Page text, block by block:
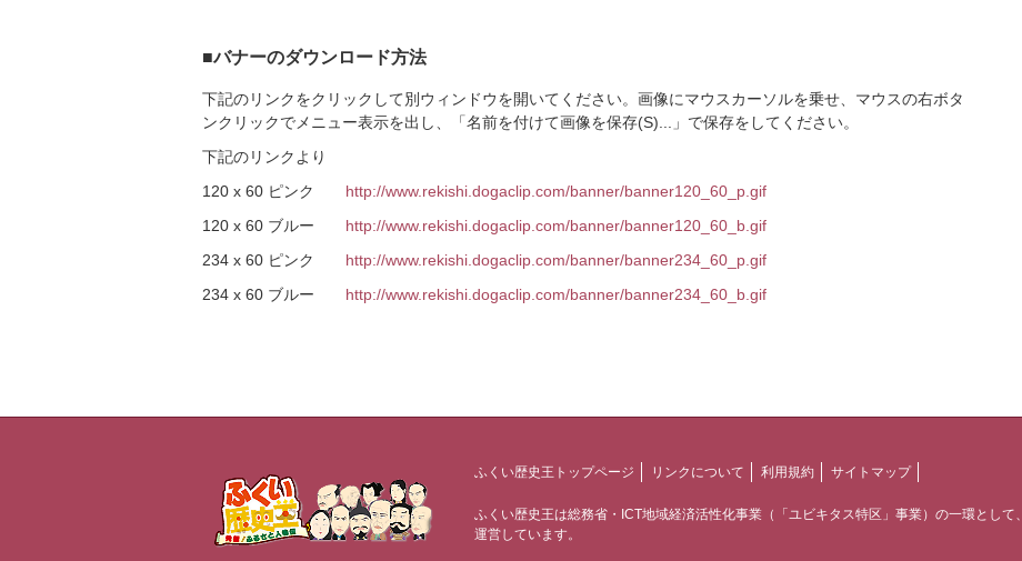
■バナーのダウンロード方法
下記のリンクをクリックして別ウィンドウを開いてください。画像にマウスカーソルを乗せ、マウスの右ボタ
ンクリックでメニュー表示を出し、「名前を付けて画像を保存(S)...」で保存をしてください。
下記のリンクより
120 x 60 ピンク http://www.rekishi.dogaclip.com/banner/banner120_60_p.gif
120 x 60 ブルー http://www.rekishi.dogaclip.com/banner/banner120_60_b.gif
234 x 60 ピンク http://www.rekishi.dogaclip.com/banner/banner234_60_p.gif
234 x 60 ブルー http://www.rekishi.dogaclip.com/banner/banner234_60_b.gif
ふくい歴史王トップページ リンクについて 利用規約 サイトマップ
ふくい歴史王は総務省・ICT地域経済活性化事業（「ユビキタス特区」事業）の一環として、
運営しています。